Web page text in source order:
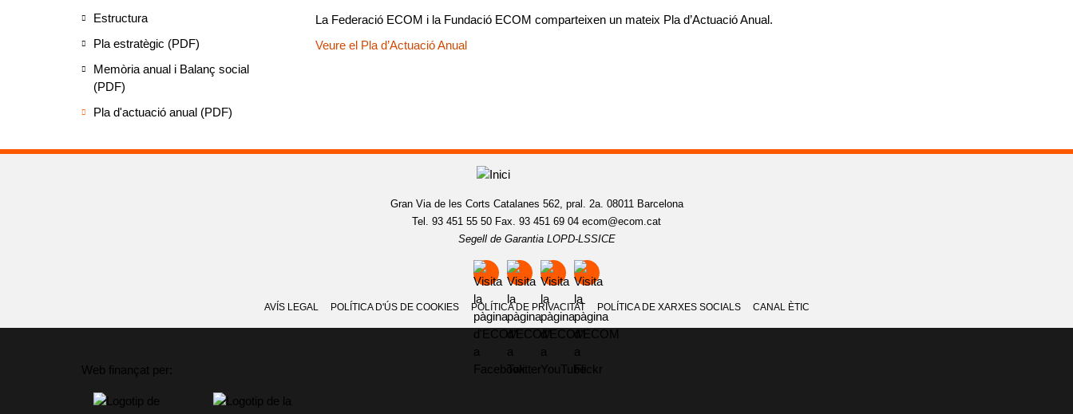
Estructura
Pla estratègic (PDF)
Memòria anual i Balanç social
(PDF)
Pla d'actuació anual (PDF)
La Federació ECOM i la Fundació ECOM comparteixen un mateix Pla d’Actuació Anual.
Veure el Pla d’Actuació Anual
Gran Via de les Corts Catalanes 562, pral. 2a. 08011 Barcelona
Tel. 93 451 55 50 Fax. 93 451 69 04 ecom@ecom.cat
Segell de Garantia LOPD-LSSICE
AVÍS LEGAL POLÍTICA D'ÚS DE COOKIES POLÍTICA DE PRIVACITAT POLÍTICA DE XARXES SOCIALS CANAL ÈTIC
Web finançat per: